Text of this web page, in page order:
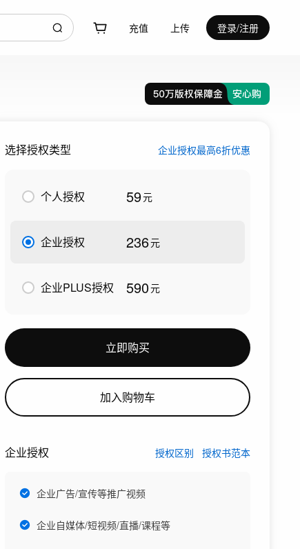
充值 上传 登录/注册
选择授权类型 企业授权最高6折优惠
个人授权 59元
企业授权 236元
企业PLUS授权 590元
立即购买
加入购物车
企业授权 授权区别 授权书范本
企业广告/宣传等推广视频
企业自媒体/短视频/直播/课程等